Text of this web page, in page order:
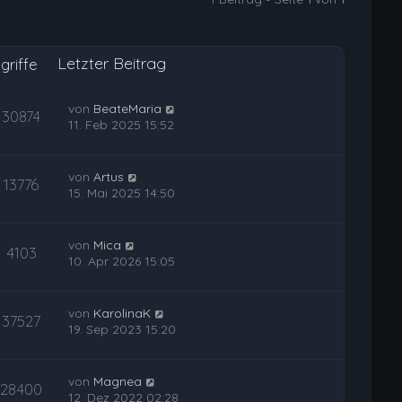
Letzter Beitrag
30874 von BeateMaria
11. Feb 2025 15:52
13776 vonArtus
15. Mai 2025 14:50
4103 von Mica
10. Apr 2026 15:05
37527 von KarolinaK
19. Sep 2023 15:20
28400 von Magnea
12. Dez 2022 02:28